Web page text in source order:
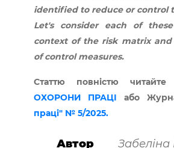
identified to reduce or control
Let's consider each of
context of the risk matrix
of control measures.
Статтю повністю
ОХОРОНИ ПРАЦІ або
праці" № 5/2025.
Автор